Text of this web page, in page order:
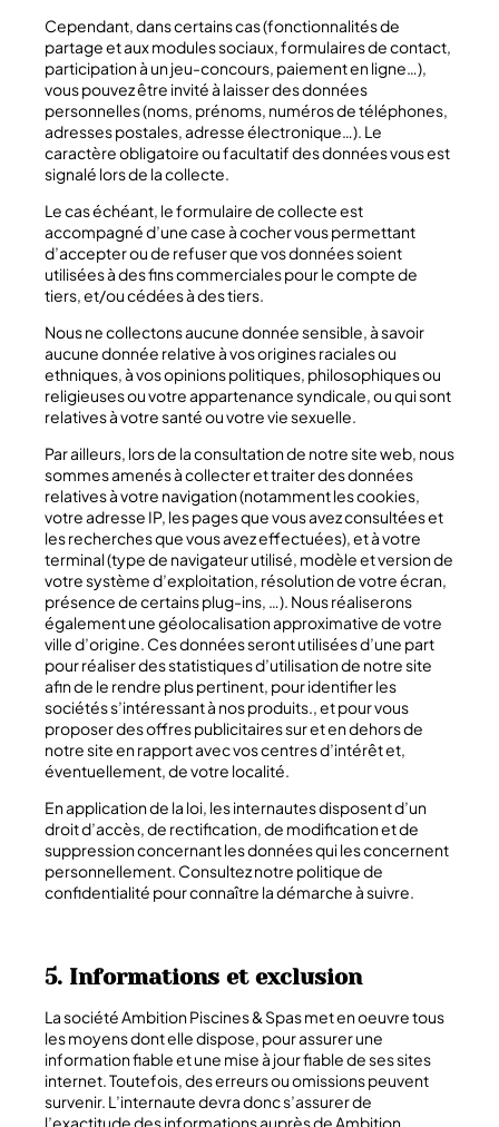
Cependant, dans certains cas (fonctionnalités de
partage et aux modules sociaux, formulaires de contact,
participation à un jeu-concours, paiement en ligne…),
vous pouvez être invité à laisser des données
personnelles (noms, prénoms, numéros de téléphones,
adresses postales, adresse électronique…). Le
caractère obligatoire ou facultatif des données vous est
signalé lors de la collecte.
Le cas échéant, le formulaire de collecte est
accompagné d’une case à cocher vous permettant
d’accepter ou de refuser que vos données soient
utilisées à des fins commerciales pour le compte de
tiers, et/ou cédées à des tiers.
Nous ne collectons aucune donnée sensible, à savoir
aucune donnée relative à vos origines raciales ou
ethniques, à vos opinions politiques, philosophiques ou
religieuses ou votre appartenance syndicale, ou qui sont
relatives à votre santé ou votre vie sexuelle.
Par ailleurs, lors de la consultation de notre site web, nous
sommes amenés à collecter et traiter des données
relatives à votre navigation (notamment les cookies,
votre adresse IP, les pages que vous avez consultées et
les recherches que vous avez effectuées), et à votre
terminal (type de navigateur utilisé, modèle et version de
votre système d’exploitation, résolution de votre écran,
présence de certains plug-ins, …). Nous réaliserons
également une géolocalisation approximative de votre
ville d’origine. Ces données seront utilisées d’une part
pour réaliser des statistiques d’utilisation de notre site
afin de le rendre plus pertinent, pour identifier les
sociétés s’intéressant à nos produits., et pour vous
proposer des offres publicitaires sur et en dehors de
notre site en rapport avec vos centres d’intérêt et,
éventuellement, de votre localité.
En application de la loi, les internautes disposent d’un
droit d’accès, de rectification, de modification et de
suppression concernant les données qui les concernent
personnellement. Consultez notre politique de
confidentialité pour connaître la démarche à suivre.
5. Informations et exclusion
La société Ambition Piscines & Spas met en oeuvre tous
les moyens dont elle dispose, pour assurer une
information fiable et une mise à jour fiable de ses sites
internet. Toutefois, des erreurs ou omissions peuvent
survenir. L’internaute devra donc s’assurer de
l’exactitude des informations auprès de Ambition